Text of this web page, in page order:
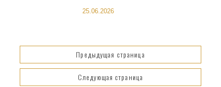
25.06.2026
Навигация
по
⠀⠀⠀⠀⠀⠀Предыдущая страница⠀⠀⠀⠀⠀⠀
⠀⠀⠀⠀⠀⠀Следующая страница⠀⠀⠀⠀⠀⠀